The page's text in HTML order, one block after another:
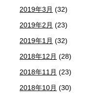
2019年3月 (32)
2019年2月 (23)
2019年1月 (32)
2018年12月 (28)
2018年11月 (23)
2018年10月 (30)